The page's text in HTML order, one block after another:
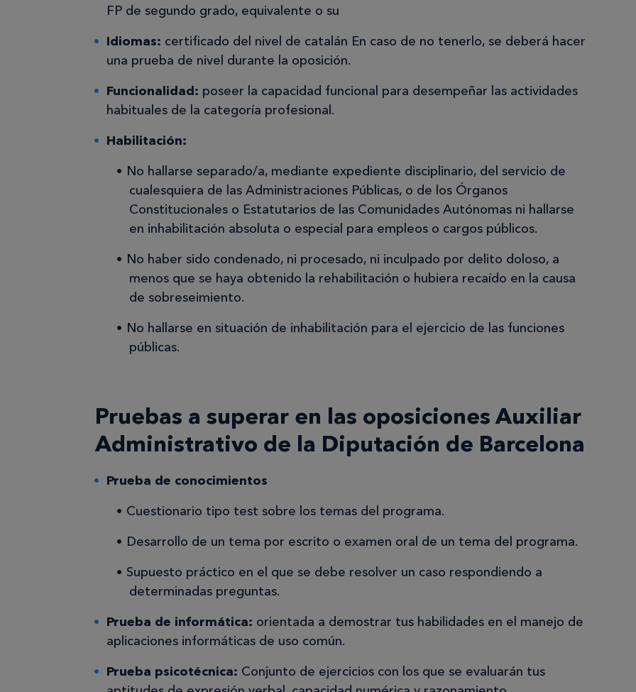
FP de segundo grado, equivalente o su
Idiomas: certificado del nivel de catalán En caso de no tenerlo, se deberá hacer
una prueba de nivel durante la oposición.
Funcionalidad: poseer la capacidad funcional para desempeñar las actividades
habituales de la categoría profesional.
Habilitación:
No hallarse separado/a, mediante expediente disciplinario, del servicio de
cualesquiera de las Administraciones Públicas, o de los Órganos
Constitucionales o Estatutarios de las Comunidades Autónomas ni hallarse
en inhabilitación absoluta o especial para empleos o cargos públicos.
No haber sido condenado, ni procesado, ni inculpado por delito doloso, a
menos que se haya obtenido la rehabilitación o hubiera recaído en la causa
de sobreseimiento.
No hallarse en situación de inhabilitación para el ejercicio de las funciones
públicas.
Pruebas a superar en las oposiciones Auxiliar
Administrativo de la Diputación de Barcelona
Prueba de conocimientos
Cuestionario tipo test sobre los temas del programa.
Desarrollo de un tema por escrito o examen oral de un tema del programa.
Supuesto práctico en el que se debe resolver un caso respondiendo a
determinadas preguntas.
Prueba de informática: orientada a demostrar tus habilidades en el manejo de
aplicaciones informáticas de uso común.
Prueba psicotécnica: Conjunto de ejercicios con los que se evaluarán tus